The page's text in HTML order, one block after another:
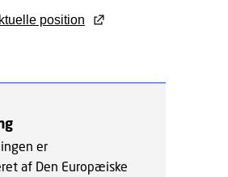
position
er
af Den Europæiske